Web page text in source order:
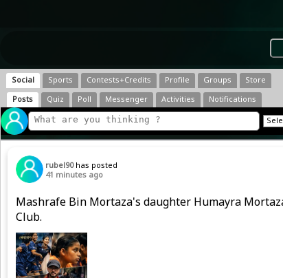
Social Sports Contests+Credits Profile Groups
Store
Posts
Quiz Poll Messenger Activities Notifications
rubel90 has posted
41 minutes ago
Mashrafe Bin Mortaza's daughter Humayra
Club.